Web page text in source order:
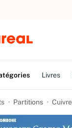
Livres
Partitions